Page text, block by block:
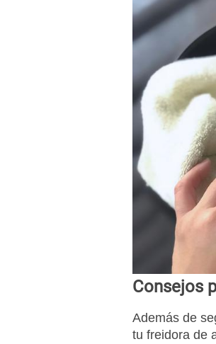
Consejos
Además de
tu freidora de